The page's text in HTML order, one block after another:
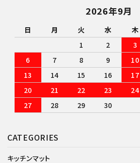
CATEGORIES
キッチンマット
2026年9月
日 月 火 水 木
1
2 3
6
7 8 9 10
13
14 15 16 17
20
21 22 23 24
27
28 29 30